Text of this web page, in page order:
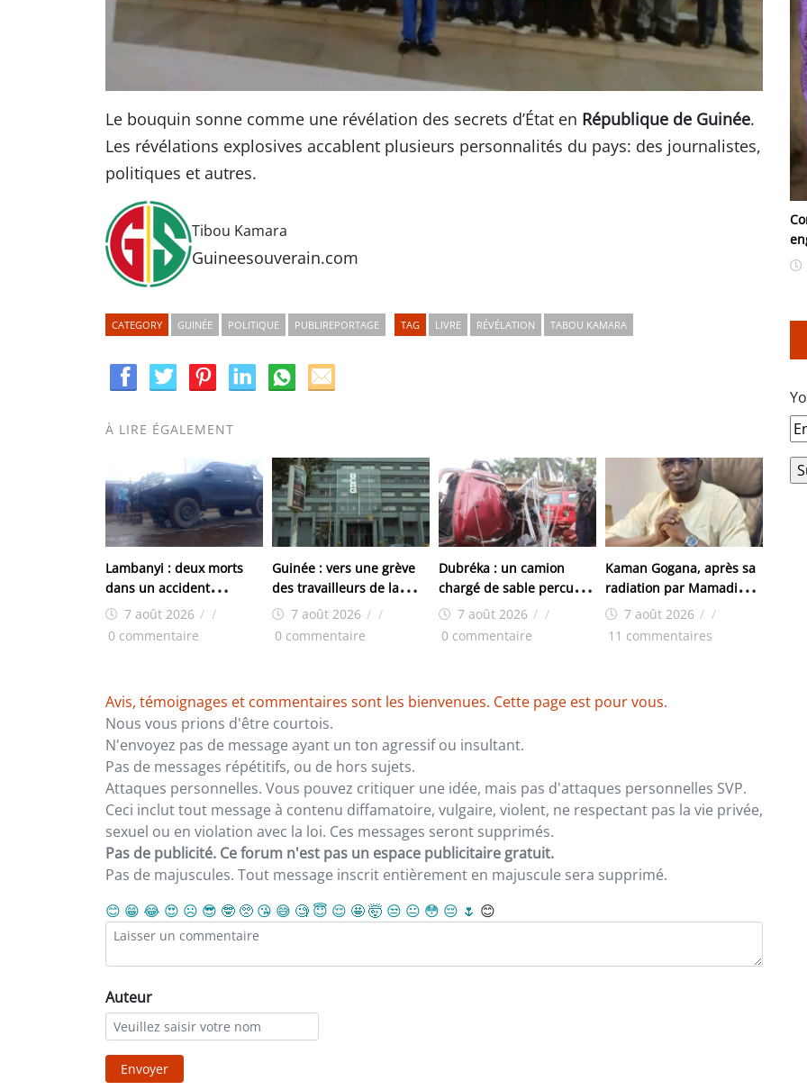
Le bouquin sonne comme une révélation des secrets d’État en République de Guinée.
Les révélations explosives accablent plusieurs personnalités du pays: des journalistes,
politiques et autres.
Tibou Kamara
Guineesouverain.com
CATEGORY GUINÉE POLITIQUE PUBLIREPORTAGE TAG LIVRE RÉVÉLATION TABOU KAMARA
À LIRE ÉGALEMENT
Lambanyi : deux morts
dans un accident
impliquant un pick-up de
7 août 2026 / /
0 commentaire
Guinée : vers une grève
des travailleurs de la
BCRG7 août 2026 / /
0 commentaire
Dubréka : un camion
chargé de sable percute
violemment un véhicule
de boissons à Kenendé
7 août 2026 / /
0 commentaire
Kaman Gogana, après sa
radiation par Mamadi
Doumbouya : « On m’a
retiré ma robe, pas ma
7 août 2026 / /
11 commentaires
Avis, témoignages et commentaires sont les bienvenues. Cette page est pour vous.
Nous vous prions d'être courtois.
N'envoyez pas de message ayant un ton agressif ou insultant.
Pas de messages répétitifs, ou de hors sujets.
Attaques personnelles. Vous pouvez critiquer une idée, mais pas d'attaques personnelles SVP.
Ceci inclut tout message à contenu diffamatoire, vulgaire, violent, ne respectant pas la vie privée,
sexuel ou en violation avec la loi. Ces messages seront supprimés.
Pas de publicité. Ce forum n'est pas un espace publicitaire gratuit.
Pas de majuscules. Tout message inscrit entièrement en majuscule sera supprimé.
😊 😁 😂 😍 ☹️ 😎 🤓 🥺 😘 😅 🧐 😇 😌 🤩🤯 😒 😐 😳 😔 🌷 😊
Auteur
Envoyer